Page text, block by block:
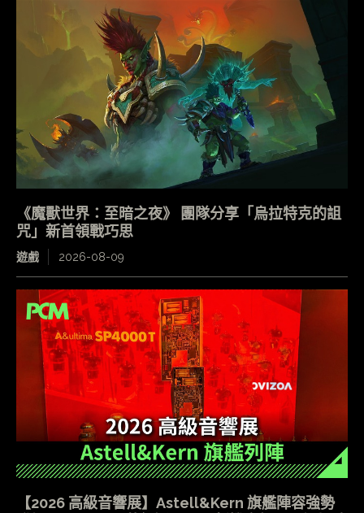
《魔獸世界：至暗之夜》 團隊分享「烏拉特克的詛
咒」新首領戰巧思
遊戲 2026-08-09
【2026 高級音響展】Astell&Kern 旗艦陣容強勢